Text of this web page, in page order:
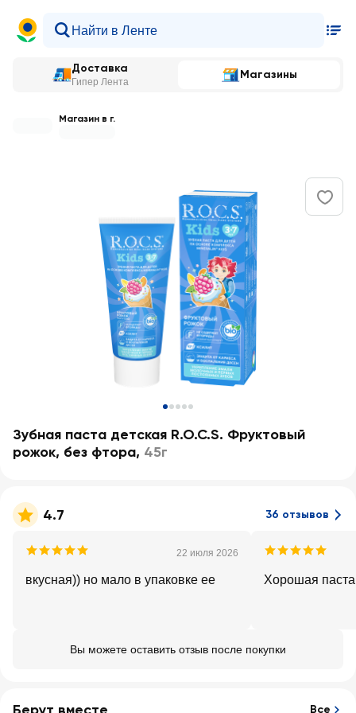
Доставка
Гипер Лента
Магазины
Магазин в г.
Зубная паста детская R.O.C.S. Фруктовый
рожок, без фтора, 45г
4.7 36 отзывов
22 июля 2026
вкусная)) но мало в упаковке ее Хорошая паста
Вы можете оставить отзыв после покупки
Все